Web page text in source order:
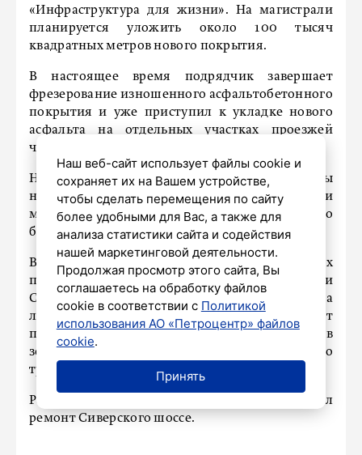
«Инфраструктура для жизни». На магистрали
планируется уложить около 100 тысяч
квадратных метров нового покрытия.
В настоящее время подрядчик завершает
фрезерование изношенного асфальтобетонного
покрытия и уже приступил к укладке нового
асфальта на отдельных участках проезжей
части.
На следующих этапах запланированы
нанесение разметки термопластичными
материалами и восстановление нарушенного
благоустройства.
В межрельсовом пространстве трамвайных
путей на пересечениях с проспектом Стачек и
Санкт-Петербургским шоссе будет уложена
литая асфальтобетонная смесь. Это обеспечит
повышенную износостойкость покрытия в
зонах интенсивного движения общественного
транспорта.
Ранее
, что в Ленобласти стартовал
ремонт Сиверского шоссе.
Наш веб-сайт использует файлы cookie и
сохраняет их на Вашем устройстве,
чтобы сделать перемещения по сайту
более удобными для Вас, а также для
анализа статистики сайта и содействия
нашей маркетинговой деятельности.
Продолжая просмотр этого сайта, Вы
соглашаетесь на обработку файлов
cookie в соответствии с Политикой
использования АО «Петроцентр» файлов
cookie.
Принять